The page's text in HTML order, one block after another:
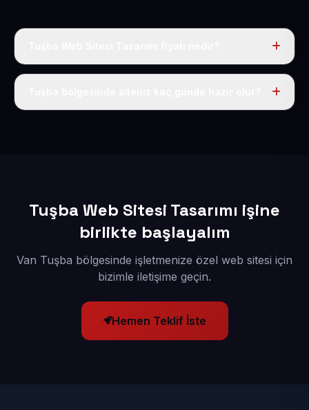
Tek fiyat uygulanır: yıllık 50 USD + KDV. Bu bedele alan
Tuşba Web Sitesi Tasarımı işine
birlikte başlayalım
Van Tuşba bölgesinde işletmenize özel web sitesi için
bizimle iletişime geçin.
Hemen Teklif İste